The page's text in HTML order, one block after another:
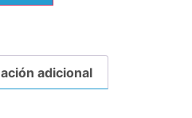
adicional